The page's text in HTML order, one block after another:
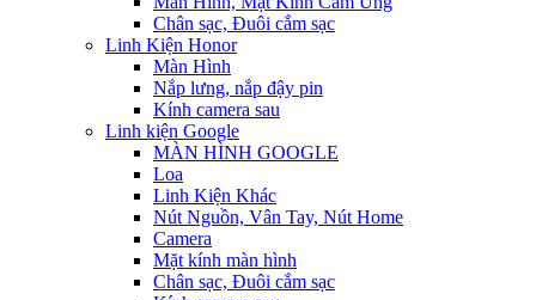
Chân sạc, Đuôi cắm sạc
Linh Kiện Honor
Màn Hình
Nắp lưng, nắp đậy pin
Kính camera sau
Linh kiện Google
MÀN HÌNH GOOGLE
Loa
Linh Kiện Khác
Nút Nguồn, Vân Tay, Nút Home
Camera
Mặt kính màn hình
Chân sạc, Đuôi cắm sạc